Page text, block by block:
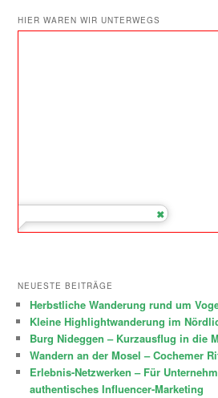
HIER WAREN WIR UNTERWEGS
NEUESTE BEITRÄGE
Herbstliche Wanderung rund um
Kleine Highlightwanderung im
Burg Nideggen – Kurzausflug in die
Wandern an der Mosel – Cochemer
Erlebnis-Netzwerken – Für
authentisches Influencer-Marketing